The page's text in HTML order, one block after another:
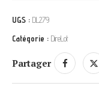
UGS : DL279
Catégorie : DireLot
Partager